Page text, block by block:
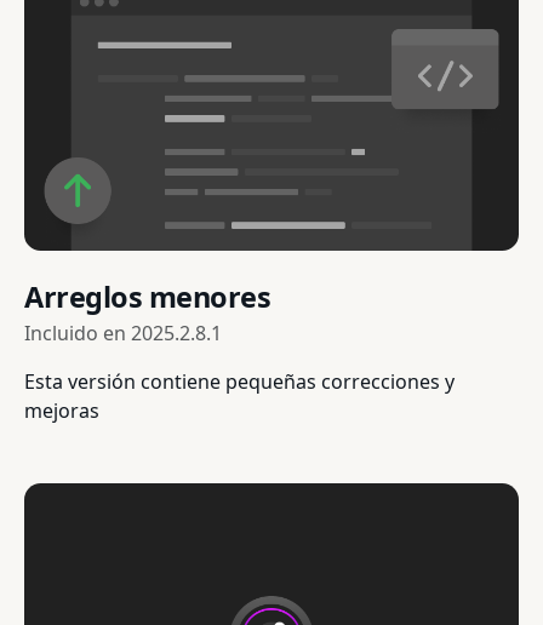
Arreglos menores
Incluido en 2025.2.8.1
Esta versión contiene pequeñas correcciones y
mejoras